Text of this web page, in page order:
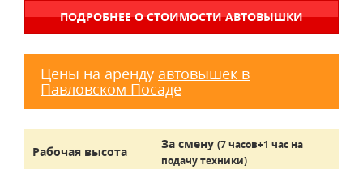
ПОДРОБНЕЕ О СТОИМОСТИ АВТОВЫШКИ
Цены на аренду автовышек в
Павловском Посаде
Рабочая высота
За смену (7 часов+1 час на
подачу техники)